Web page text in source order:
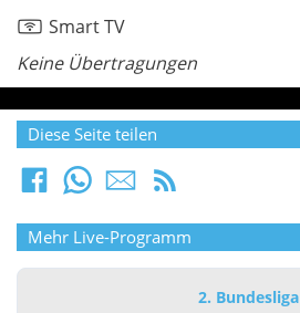
Smart TV
Keine Übertragungen
Diese Seite teilen
Mehr Live-Programm
2. Bundesliga